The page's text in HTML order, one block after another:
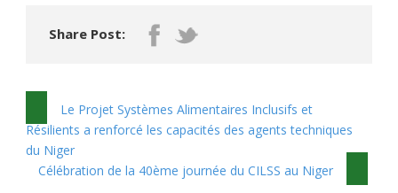
Share Post:
Le Projet Systèmes Alimentaires Inclusifs et
Résilients a renforcé les capacités des agents techniques
du Niger
Célébration de la 40ème journée du CILSS au Niger